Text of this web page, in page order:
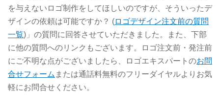
を与えないロゴ制作をしてほしいのですが、そういったデ
ザインの依頼は可能ですか？ (ロゴデザイン注文前の質問
一覧)」の質問に回答させていただきました。また、下部
に他の質問へのリンクもございます。ロゴ注文前・発注前
にご不明な点がございましたら、ロゴエキスパートのお問
合せフォーム または通話料無料のフリーダイヤルよりお気
軽にお問合せください。